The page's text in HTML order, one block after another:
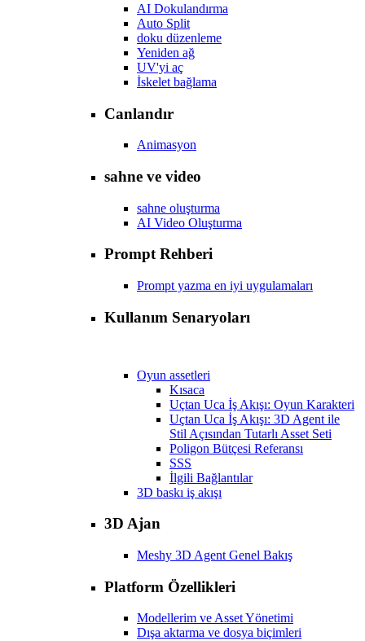
AI Dokulandırma
Auto Split
doku düzenleme
Yeniden ağ
UV'yi aç
İskelet bağlama
Canlandır
Animasyon
sahne ve video
sahne oluşturma
AI Video Oluşturma
Prompt Rehberi
Prompt yazma en iyi uygulamaları
Kullanım Senaryoları
Oyun assetleri
Kısaca
Uçtan Uca İş Akışı: Oyun Karakteri
Uçtan Uca İş Akışı: 3D Agent ile
Stil Açısından Tutarlı Asset Seti
Poligon Bütçesi Referansı
SSS
İlgili Bağlantılar
3D baskı iş akışı
3D Ajan
Meshy 3D Agent Genel Bakış
Platform Özellikleri
Modellerim ve Asset Yönetimi
Dışa aktarma ve dosya biçimleri